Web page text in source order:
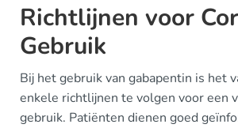
Richtlijnen voor
Gebruik
Bij het gebruik van gabapentin is het
enkele richtlijnen te volgen voor een
gebruik. Patiënten dienen goed